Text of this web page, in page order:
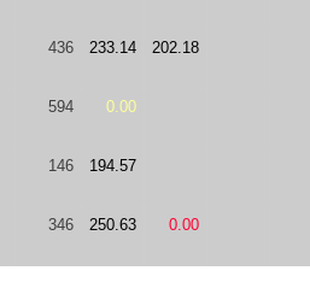
436 233.14 202.18
594 0.00
146 194.57
346 250.63 0.00